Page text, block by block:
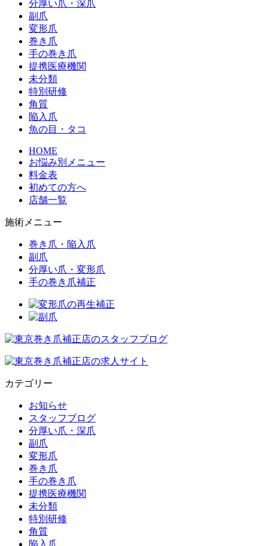
分厚い爪・深爪
副爪
変形爪
巻き爪
手の巻き爪
提携医療機関
未分類
特別研修
角質
陥入爪
魚の目・タコ
HOME
お悩み別メニュー
料金表
初めての方へ
店舗一覧
施術メニュー
巻き爪・陥入爪
副爪
分厚い爪・変形爪
手の巻き爪補正
カテゴリー
お知らせ
スタッフブログ
分厚い爪・深爪
副爪
変形爪
巻き爪
手の巻き爪
提携医療機関
未分類
特別研修
角質
陥入爪